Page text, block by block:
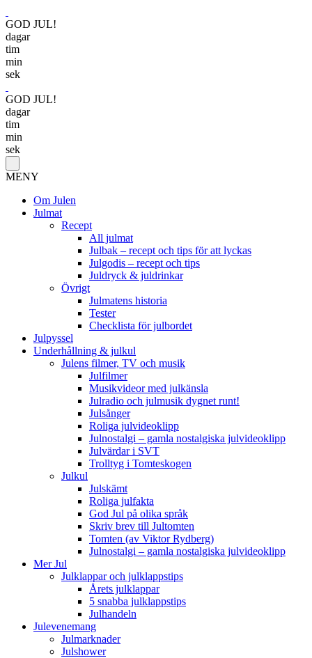
GOD JUL!
dagar
tim
min
sek
GOD JUL!
dagar
tim
min
sek
MENY
Om Julen
Julmat
Recept
All julmat
Julbak – recept och tips för att lyckas
Julgodis – recept och tips
Juldryck & juldrinkar
Övrigt
Julmatens historia
Tester
Checklista för julbordet
Julpyssel
Underhållning & julkul
Julens filmer, TV och musik
Julfilmer
Musikvideor med julkänsla
Julradio och julmusik dygnet runt!
Julsånger
Roliga julvideoklipp
Julnostalgi – gamla nostalgiska julvideoklipp
Julvärdar i SVT
Trolltyg i Tomteskogen
Julkul
Julskämt
Roliga julfakta
God Jul på olika språk
Skriv brev till Jultomten
Tomten (av Viktor Rydberg)
Julnostalgi – gamla nostalgiska julvideoklipp
Mer Jul
Julklappar och julklappstips
Årets julklappar
5 snabba julklappstips
Julhandeln
Julevenemang
Julmarknader
Julshower